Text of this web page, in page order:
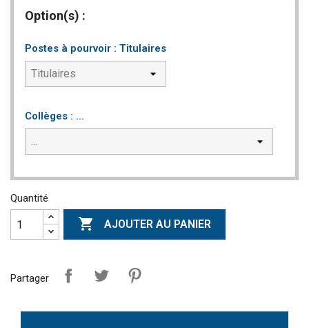
Option(s) :
Postes à pourvoir : Titulaires
Collèges : ...
Quantité
 AJOUTER AU PANIER
Partager